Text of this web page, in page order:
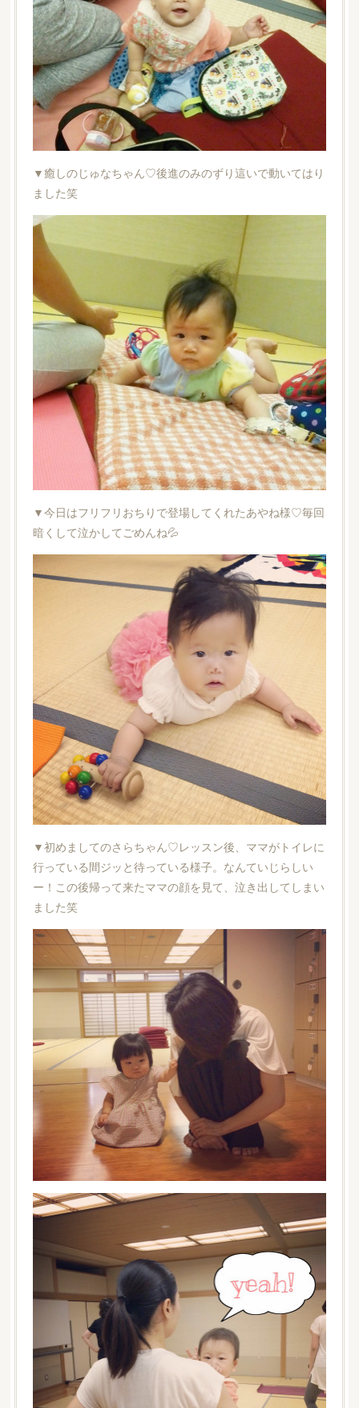
▼癒しのじゅなちゃん♡後進のみのずり這いで動いてはり
ました笑
▼今日はフリフリおちりで登場してくれたあやね様♡毎回
暗くして泣かしてごめんね💦
▼初めましてのさらちゃん♡レッスン後、ママがトイレに
行っている間ジッと待っている様子。なんていじらしい
ー！この後帰って来たママの顔を見て、泣き出してしまい
ました笑